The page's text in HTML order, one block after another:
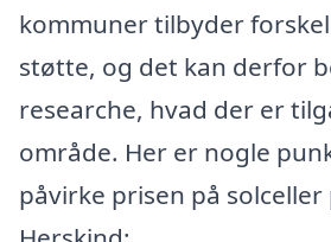
kommuner tilbyder
støtte, og det kan derfor
researche, hvad der er
område. Her er nogle
påvirke prisen på